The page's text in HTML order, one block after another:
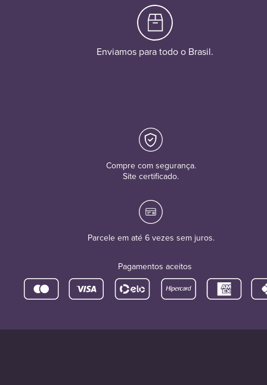
Enviamos para todo o Brasil.
Compre com segurança.
Site certificado.
Parcele em até 6 vezes sem juros.
Pagamentos aceitos